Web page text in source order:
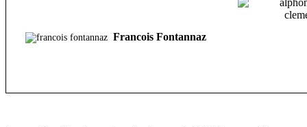
Francois Fontannaz